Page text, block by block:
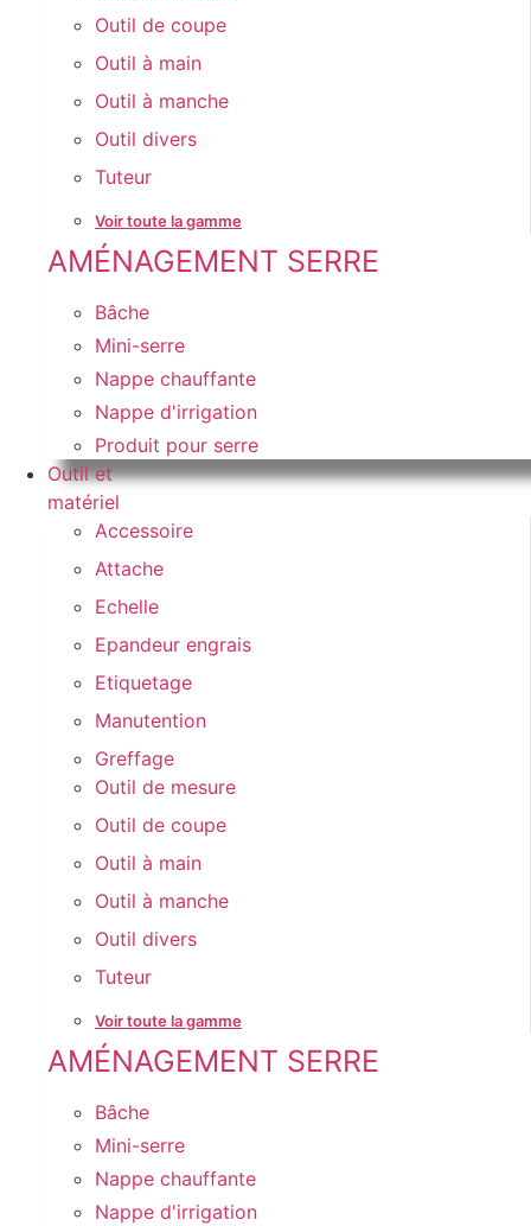
Outil de coupe
Outil à main
Outil à manche
Outil divers
Tuteur
Voir toute la gamme
AMÉNAGEMENT SERRE
Bâche
Mini-serre
Nappe chauffante
Nappe d'irrigation
Produit pour serre
Outil et
matériel
Accessoire
Attache
Echelle
Epandeur engrais
Etiquetage
Manutention
Greffage
Outil de mesure
Outil de coupe
Outil à main
Outil à manche
Outil divers
Tuteur
Voir toute la gamme
AMÉNAGEMENT SERRE
Bâche
Mini-serre
Nappe chauffante
Nappe d'irrigation